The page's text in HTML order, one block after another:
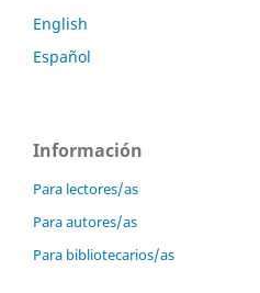
English
Español
Información
Para lectores/as
Para autores/as
Para bibliotecarios/as